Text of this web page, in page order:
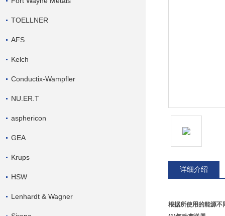
TOELLNER
AFS
Kelch
Conductix-Wampfler
NU.ER.T
asphericon
GEA
Krups
HSW
Lenhardt & Wagner
详细介绍
根据所使用的能源不